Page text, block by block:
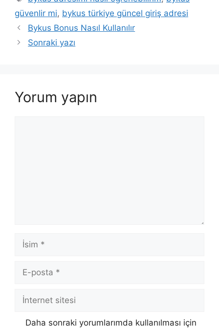
güvenlir mi, bykus türkiye güncel giriş adresi
Yazı
dolaşımı
Bykus Bonus Nasıl Kullanılır
Sonraki yazı
Yorum yapın
İsim
posta
İnternet
sitesi
Daha sonraki yorumlarımda kullanılması için